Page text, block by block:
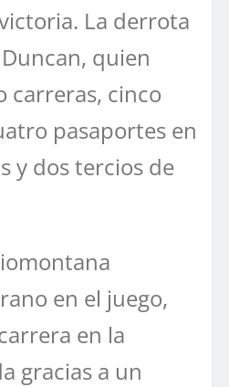
La derrota
quien
carreras, cinco
pasaportes en
y dos tercios de
en el juego,
en la
gracias a un